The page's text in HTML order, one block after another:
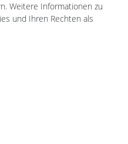
Weitere Informationen zu
und Ihren Rechten als